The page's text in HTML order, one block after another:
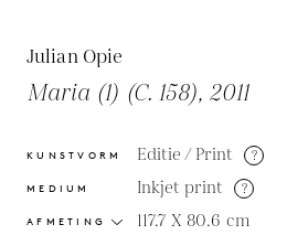
Julian Opie
Maria (1) (C. 158), 2011
KUNSTVORM Editie / Print ?
MEDIUM Inkjet print ?
AFMETING 117.7 X 80.6 cm